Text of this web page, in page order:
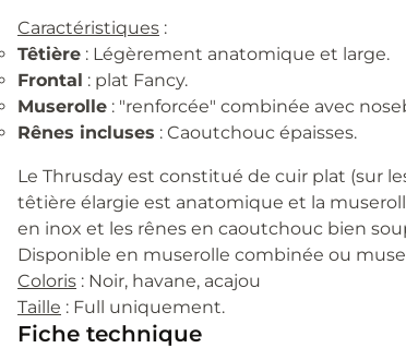
Caractéristiques :
Têtière : Légèrement anatomique et large.
Frontal : plat Fancy.
Muserolle : "renforcée" combinée avec
Rênes incluses : Caoutchouc épaisses.
Le Thrusday est constitué de cuir plat (sur
têtière élargie est anatomique et la
en inox et les rênes en caoutchouc bien
Disponible en muserolle combinée ou
Coloris : Noir, havane, acajou
Taille : Full uniquement.
Fiche technique